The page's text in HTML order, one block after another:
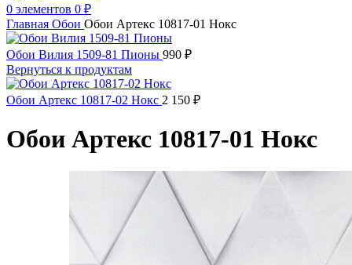
0 элементов 0 ₽
Главная Обои Обои Артекс 10817-01 Нокс
Обои Вилия 1509-81 Пионы 990 ₽
Вернуться к продуктам
Обои Артекс 10817-02 Нокс 2 150 ₽
Обои Артекс 10817-01 Нокс